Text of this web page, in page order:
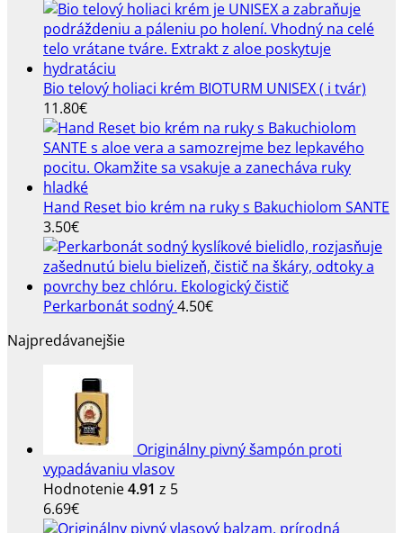
Bio telový holiaci krém BIOTURM UNISEX ( i tvár)
11.80€
Hand Reset bio krém na ruky s Bakuchiolom SANTE
3.50€
Perkarbonát sodný4.50€
Najpredávanejšie
Originálny pivný šampón proti
vypadávaniu vlasov
Hodnotenie4.91 z 5
6.69€